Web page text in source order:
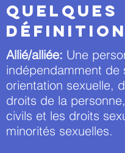
Quelques
Allié/alliée: Une
indépendamment de
orientation sexuelle,
droits de la
civils et les droits
minorités sexuelles.